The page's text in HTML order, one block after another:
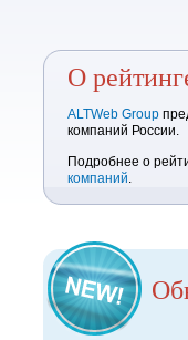
О
ALTWeb Group
компаний России.
Подробнее о
компаний.